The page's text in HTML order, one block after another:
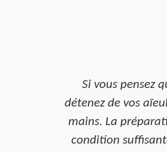
Si vous pensez
détenez de vos
mains. La
condition